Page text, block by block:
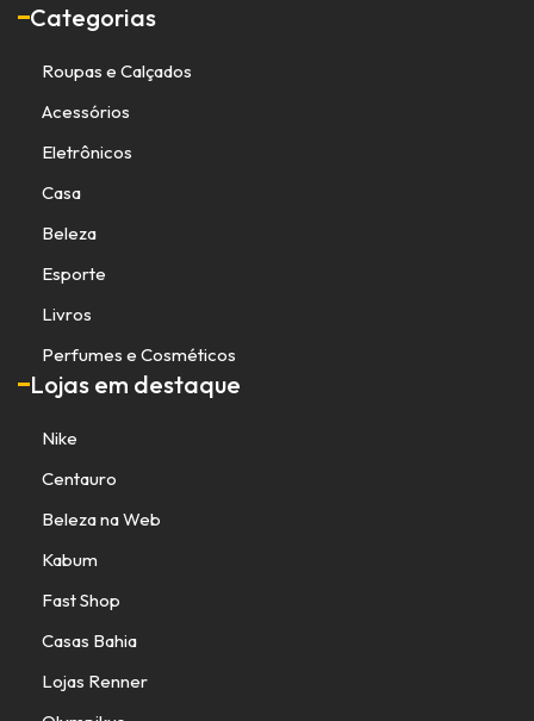
Categorias
Roupas e Calçados
Acessórios
Eletrônicos
Casa
Beleza
Esporte
Livros
Perfumes e Cosméticos
Lojas em destaque
Nike
Centauro
Beleza na Web
Kabum
Fast Shop
Casas Bahia
Lojas Renner